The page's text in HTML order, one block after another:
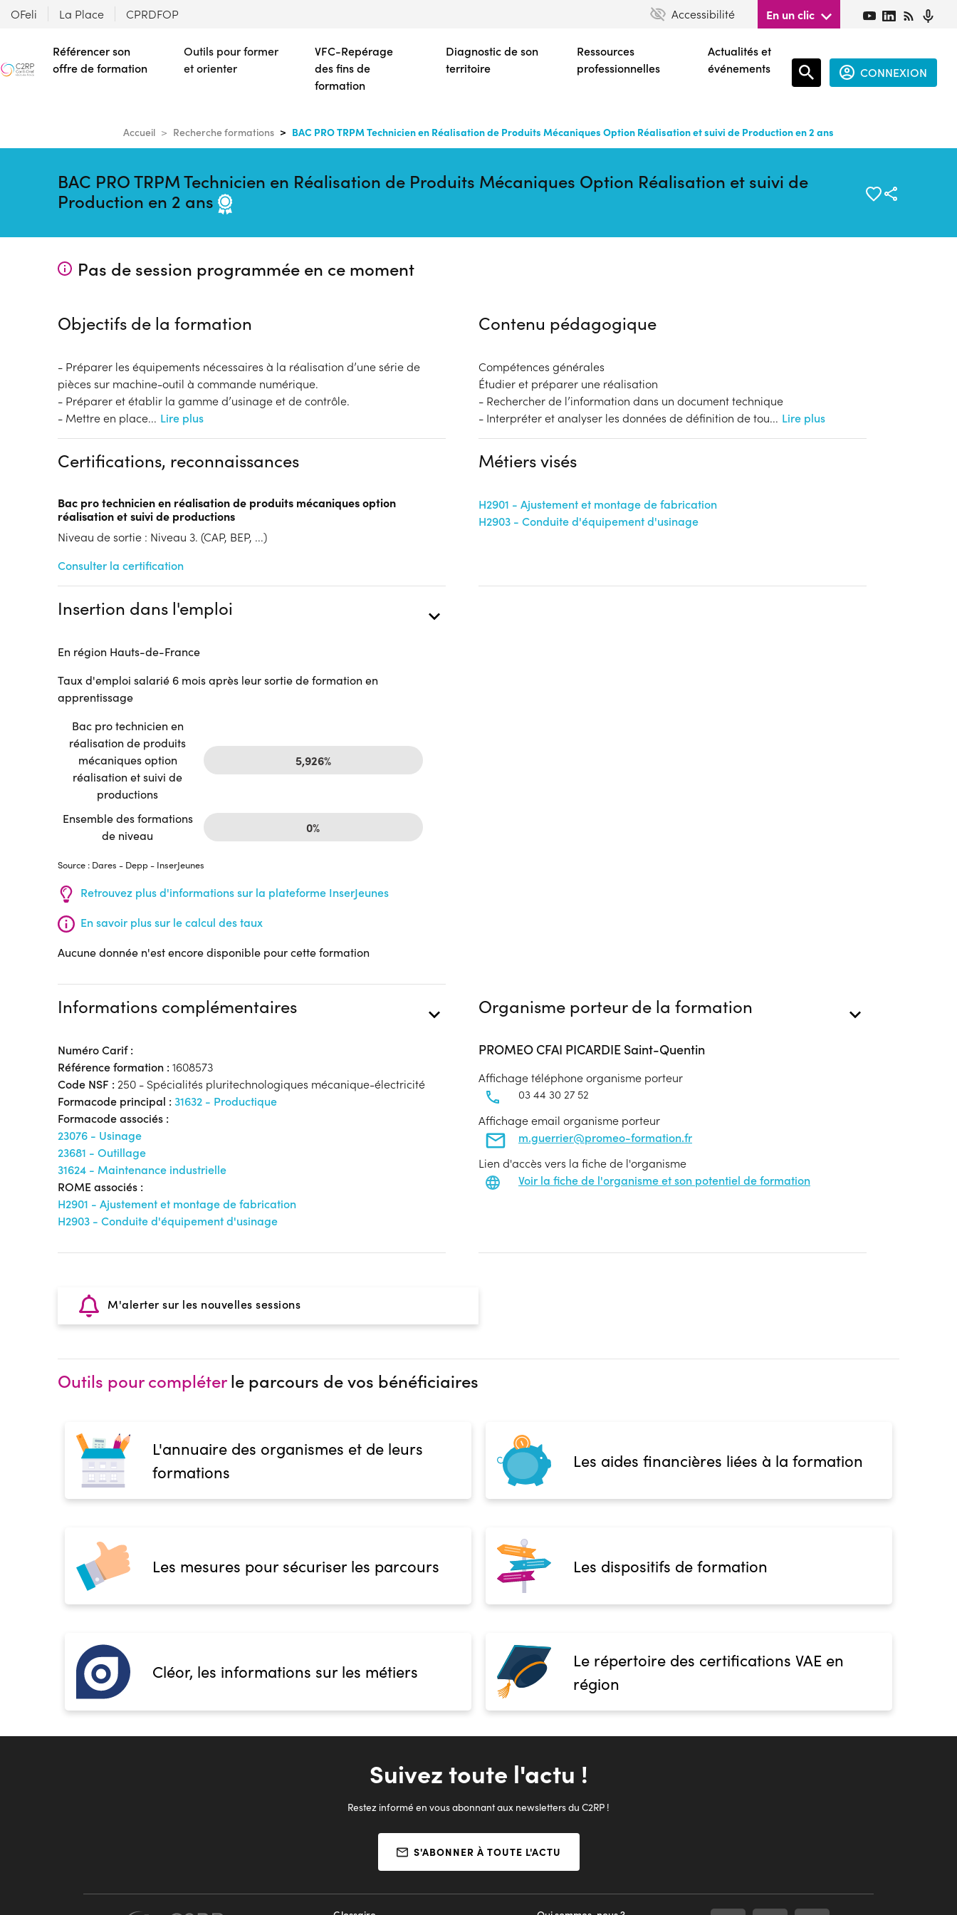
contenu
principal
OFeli La Place CPRDFOP Accessibilité En un clic
Référencer son
offre de formation
Outils pour former
et orienter
VFC-Repérage
des fins de
formation
Diagnostic de son
territoire
Ressources
professionnelles
Actualités et
événements
CONNEXION
guest
Accueil Recherche formations BAC PRO TRPM Technicien en Réalisation de Produits Mécaniques Option Réalisation et suivi de Production en 2 ans
BAC PRO TRPM Technicien en Réalisation de Produits Mécaniques Option Réalisation et suivi de
Production en 2 ans
Pas de session programmée en ce moment
Objectifs de la formation
- Préparer les équipements nécessaires à la réalisation d’une série de
pièces sur machine-outil à commande numérique.
- Préparer et établir la gamme d’usinage et de contrôle.
- Mettre en place... Lire plus
Contenu pédagogique
Compétences générales
Étudier et préparer une réalisation
- Rechercher de l’information dans un document technique
- Interpréter et analyser les données de définition de tou... Lire plus
Certifications, reconnaissances
Bac pro technicien en réalisation de produits mécaniques option
réalisation et suivi de productions
Niveau de sortie : Niveau 3. (CAP, BEP, ...)
Consulter la certification
Métiers visés
H2901 - Ajustement et montage de fabrication
H2903 - Conduite d'équipement d'usinage
Insertion dans l'emploi
En région Hauts-de-France
Taux d'emploi salarié 6 mois après leur sortie de formation en
apprentissage
Bac pro technicien en
réalisation de produits
mécaniques option
réalisation et suivi de
productions
5,926%
Ensemble des formations
de niveau
0%
Source : Dares - Depp - InserJeunes
Retrouvez plus d'informations sur la plateforme InserJeunes
En savoir plus sur le calcul des taux
Aucune donnée n'est encore disponible pour cette formation
Informations complémentaires
Numéro Carif :
Référence formation : 1608573
Code NSF : 250 - Spécialités pluritechnologiques mécanique-électricité
Formacode principal : 31632 - Productique
Formacode associés :
23076 - Usinage
23681 - Outillage
31624 - Maintenance industrielle
ROME associés :
H2901 - Ajustement et montage de fabrication
H2903 - Conduite d'équipement d'usinage
Organisme porteur de la formation
PROMEO CFAI PICARDIE Saint-Quentin
Affichage téléphone organisme porteur
03 44 30 27 52
Affichage email organisme porteur
m.guerrier@promeo-formation.fr
Lien d'accès vers la fiche de l'organisme
Voir la fiche de l'organisme et son potentiel de formation
M'alerter sur les nouvelles sessions
Outils pour compléterle parcours de vos bénéficiaires
L'annuaire des organismes et de leurs
formations
Les aides financières liées à la formation
Les mesures pour sécuriser les parcours Les dispositifs de formation
Cléor, les informations sur les métiers
Le répertoire des certifications VAE en
région
Suivez toute l'actu !
Restez informé en vous abonnant aux newsletters du C2RP !
S'ABONNER À TOUTE L'ACTU